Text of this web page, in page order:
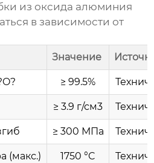
из оксида алюминия
в зависимости от
Значение
≥ 99.5%
≥ 3.9 г/см3
≥ 300 МПа
(макс.) 1750 °C